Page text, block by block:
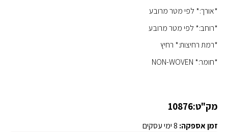
*אורך:* לפי מטר מרובע
*רוחב:* לפי מטר מרובע
*רמת רחיצות:* רחיץ
*חומר:* NON-WOVEN
מק"ט:10876
זמן אספקה: 8 ימי עסקים